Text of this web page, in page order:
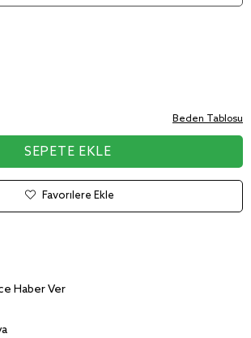
Beden Tablosu
Favorilere Ekle
Haber Ver